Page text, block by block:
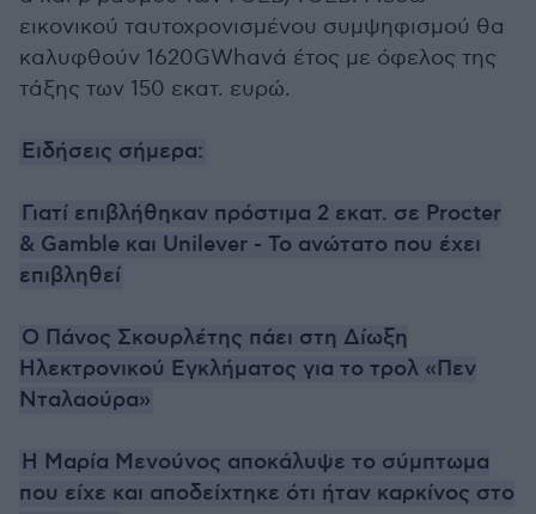
εικονικού ταυτοχρονισμένου συμψηφισμού θα
καλυφθούν 1620GWhανά έτος με όφελος της
τάξης των 150 εκατ. ευρώ.
Ειδήσεις σήμερα:
Γιατί επιβλήθηκαν πρόστιμα 2 εκατ. σε Procter
& Gamble και Unilever - Το ανώτατο που έχει
επιβληθεί
Ο Πάνος Σκουρλέτης πάει στη Δίωξη
Ηλεκτρονικού Εγκλήματος για το τρολ «Πεν
Νταλαούρα»
Η Μαρία Μενούνος αποκάλυψε το σύμπτωμα
που είχε και αποδείχτηκε ότι ήταν καρκίνος στο